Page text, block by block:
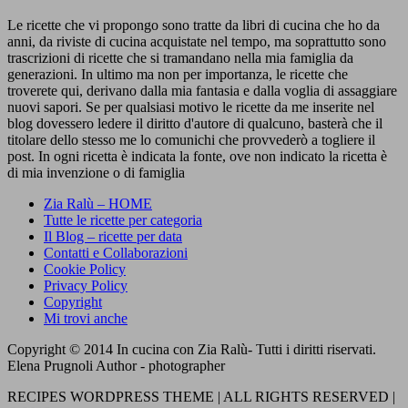
Le ricette che vi propongo sono tratte da libri di cucina che ho da
anni, da riviste di cucina acquistate nel tempo, ma soprattutto sono
trascrizioni di ricette che si tramandano nella mia famiglia da
generazioni. In ultimo ma non per importanza, le ricette che
troverete qui, derivano dalla mia fantasia e dalla voglia di assaggiare
nuovi sapori. Se per qualsiasi motivo le ricette da me inserite nel
blog dovessero ledere il diritto d'autore di qualcuno, basterà che il
titolare dello stesso me lo comunichi che provvederò a togliere il
post. In ogni ricetta è indicata la fonte, ove non indicato la ricetta è
di mia invenzione o di famiglia
Zia Ralù – HOME
Tutte le ricette per categoria
Il Blog – ricette per data
Contatti e Collaborazioni
Cookie Policy
Privacy Policy
Copyright
Mi trovi anche
Copyright © 2014 In cucina con Zia Ralù- Tutti i diritti riservati.
Elena Prugnoli Author - photographer
RECIPES WORDPRESS THEME | ALL RIGHTS RESERVED |